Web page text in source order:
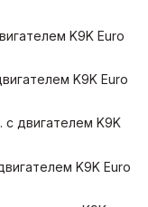
K9K Euro
K9K Euro
с двигателем K9K
K9K Euro